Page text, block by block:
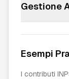
Gestione
Esempi
I contributi